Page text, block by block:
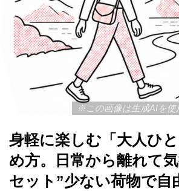
※この画像は生成AIを使
身軽に楽しむ「大人ひ
め方。日常から離れて
セット”少ない荷物で自